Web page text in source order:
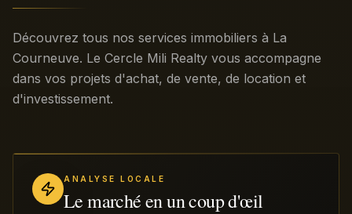
Découvrez tous nos services immobiliers à La
Courneuve. Le Cercle Mili Realty vous accompagne
dans vos projets d'achat, de vente, de location et
d'investissement.
ANALYSE LOCALE
Le marché en un coup d'œil